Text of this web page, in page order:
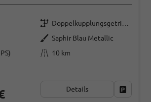
Doppelkupplungsgetriebe (DSG)
Saphir Blau Metallic
10 km
Details